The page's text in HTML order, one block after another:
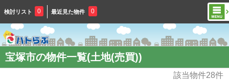
検討リスト 0 最近見た物件 0
宝塚市の物件一覧(土地(売買))
該当物件28件